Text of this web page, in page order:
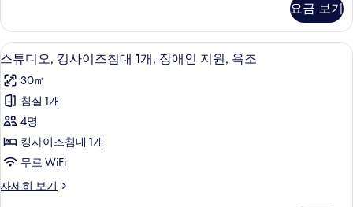
두
보
기
히
보
기
1
개,
장
애
인
지
원
(Roll-
In
Shower)
사
이
즈
대
개,
장
애
인
지
원
요금 보기
스
튜
디
오,
킹
사
즈
객실 내 금고, 책상, 노트북 작업 공간,
9
스튜디오, 킹사이즈침대 1개, 장애인 지원, 욕조
30㎡
침실 1개
4명
킹사이즈침대 1개
무료 WiFi
자세히 보기
스